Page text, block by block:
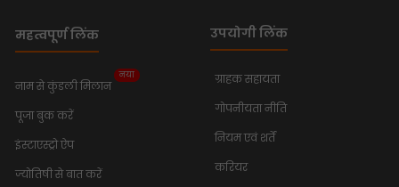
महत्वपूर्ण लिंक
नाम से कुंडली मिलान
नया
पूजा बुक करें
इंस्टाएस्ट्रो ऐप
ज्योतिषी से बात करें
उपयोगी लिंक
ग्राहक सहायता
गोपनीयता नीति
नियम एवं शर्तें
करियर